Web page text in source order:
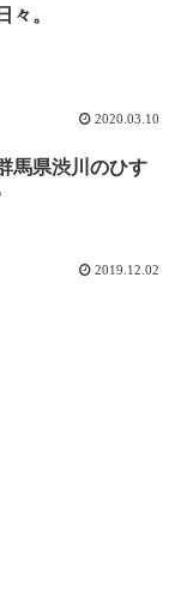
々。
2020.03.10
馬県渋川のひす
2019.12.02